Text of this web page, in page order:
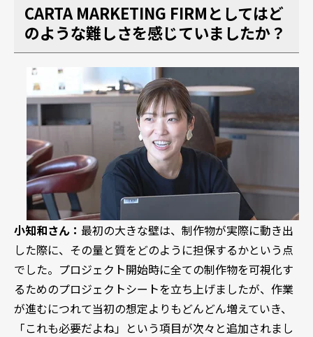
CARTA MARKETING FIRMとしてはど
のような難しさを感じていましたか？
小知和さん： 最初の大きな壁は、制作物が実際に動き出
した際に、その量と質をどのように担保するかという点
でした。プロジェクト開始時に全ての制作物を可視化す
るためのプロジェクトシートを立ち上げましたが、作業
が進むにつれて当初の想定よりもどんどん増えていき、
「これも必要だよね」という項目が次々と追加されまし